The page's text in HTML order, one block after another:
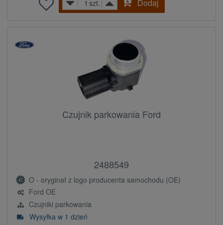
szt. Dodaj
Czujnik parkowania Ford
2488549
O - oryginał z logo producenta samochodu (OE)
Ford OE
Czujniki parkowania
Wysyłka w 1 dzień